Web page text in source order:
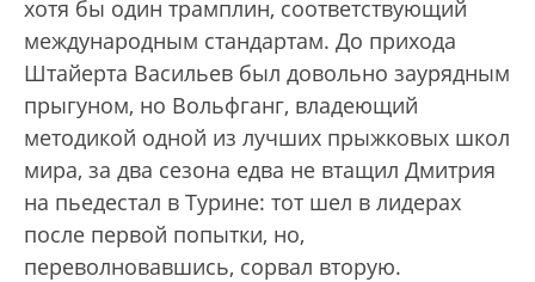
хотя бы один трамплин, соответствующий
международным стандартам. До прихода
Штайерта Васильев был довольно заурядным
прыгуном, но Вольфганг, владеющий
методикой одной из лучших прыжковых школ
мира, за два сезона едва не втащил Дмитрия
на пьедестал в Турине: тот шел в лидерах
после первой попытки, но,
переволновавшись, сорвал вторую.